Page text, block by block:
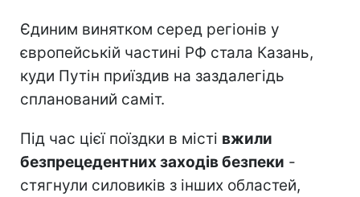
Єдиним винятком серед регіонів у
європейській частині РФ стала Казань,
куди Путін приїздив на заздалегідь
спланований саміт.
Під час цієї поїздки в місті вжили
безпрецедентних заходів безпеки -
стягнули силовиків з інших областей,